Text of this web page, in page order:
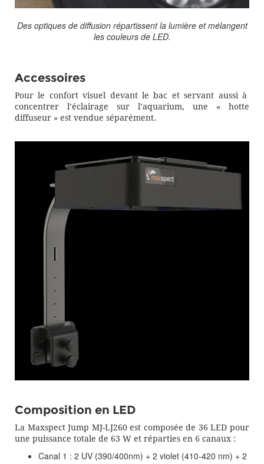
Des optiques de diffusion répartissent la lumière et mélangent
les couleurs de LED.
Accessoires
Pour le confort visuel devant le bac et servant aussi à
concentrer l’éclairage sur l’aquarium, une « hotte
diffuseur » est vendue séparément.
Composition en LED
La Maxspect Jump MJ-LJ260 est composée de 36 LED pour
une puissance totale de 63 W et réparties en 6 canaux :
Canal 1 : 2 UV (390/400nm) + 2 violet (410-420 nm) + 2